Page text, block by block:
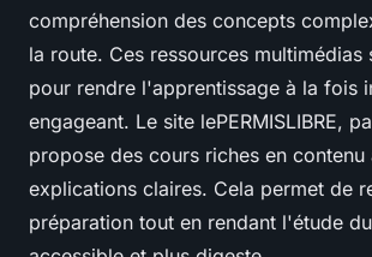
compréhension des concepts
la route. Ces ressources multimédias
pour rendre l'apprentissage à la fois
engageant. Le site lePERMISLIBRE,
propose des cours riches en contenu
explications claires. Cela permet de
préparation tout en rendant l'étude